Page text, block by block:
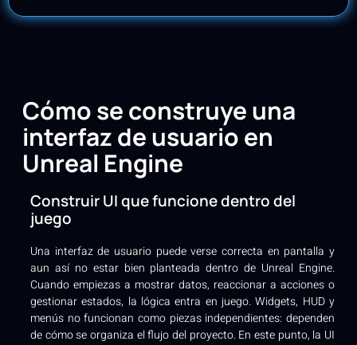
Cómo se construye una
interfaz de usuario en
Unreal Engine
Construir UI que funcione dentro del
juego
Una interfaz de usuario puede verse correcta en pantalla y
aun así no estar bien planteada dentro de Unreal Engine.
Cuando empiezas a mostrar datos, reaccionar a acciones o
gestionar estados, la lógica entra en juego. Widgets, HUD y
menús no funcionan como piezas independientes: dependen
de cómo se organiza el flujo del proyecto. En este punto, la UI